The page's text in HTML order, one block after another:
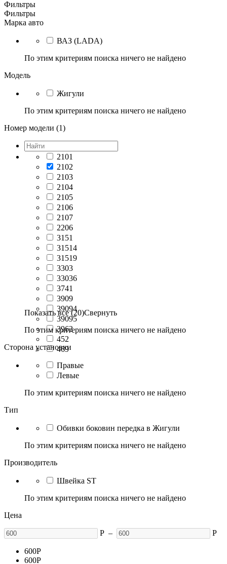
Фильтры
Фильтры
Марка авто
ВАЗ (LADA)
По этим критериям поиска ничего не найдено
Модель
Жигули
По этим критериям поиска ничего не найдено
Номер модели (1)
2101
2102
2103
2104
2105
2106
2107
2206
3151
31514
31519
3303
33036
3741
3909
39094
39095
3962
452
469
Показать все (20)Свернуть
По этим критериям поиска ничего не найдено
Сторона установки
Правые
Левые
По этим критериям поиска ничего не найдено
Тип
Обивки боковин передка в Жигули
По этим критериям поиска ничего не найдено
Производитель
Швейка ST
По этим критериям поиска ничего не найдено
Цена
Р – Р
600Р
600Р